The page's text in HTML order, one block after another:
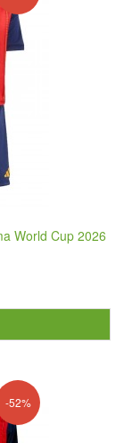
World Cup 2026
-52%